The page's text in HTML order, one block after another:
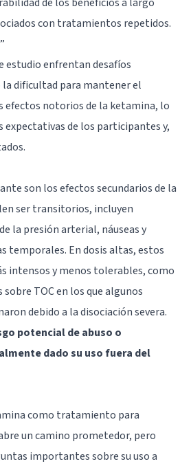
con tratamientos repetidos.
estudio enfrentan desafíos
dificultad para mantener el
efectos notorios de la ketamina, lo
expectativas de los participantes y,
son los efectos secundarios de la
ser transitorios, incluyen
la presión arterial, náuseas y
temporales. En dosis altas, estos
intensos y menos tolerables, como
TOC en los que algunos
debido a la disociación severa.
potencial de abuso o
dado su uso fuera del
como tratamiento para
un camino prometedor, pero
importantes sobre su uso a